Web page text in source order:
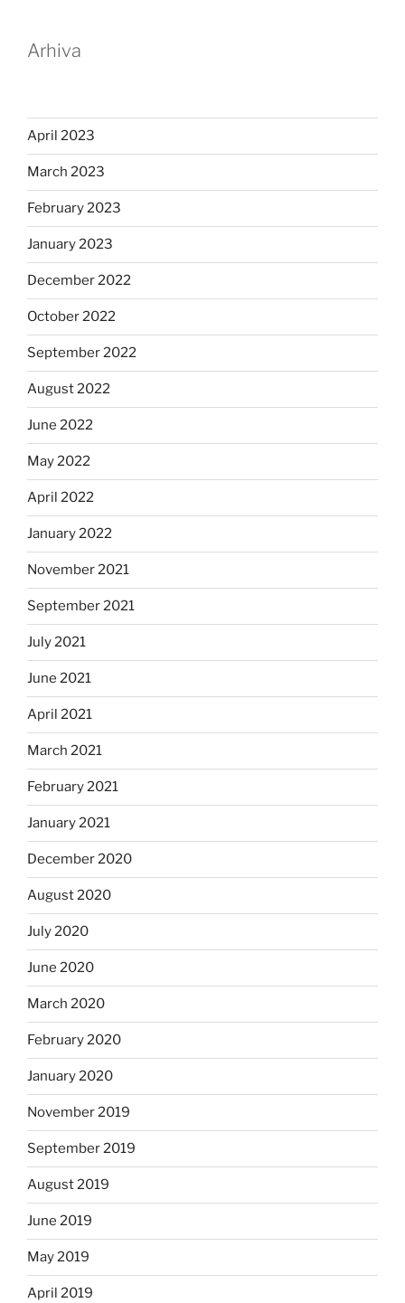
Arhiva
April 2023
March 2023
February 2023
January 2023
December 2022
October 2022
September 2022
August 2022
June 2022
May 2022
April 2022
January 2022
November 2021
September 2021
July 2021
June 2021
April 2021
March 2021
February 2021
January 2021
December 2020
August 2020
July 2020
June 2020
March 2020
February 2020
January 2020
November 2019
September 2019
August 2019
June 2019
May 2019
April 2019